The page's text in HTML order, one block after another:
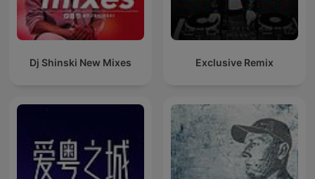
Dj Shinski New Mixes Exclusive Remix